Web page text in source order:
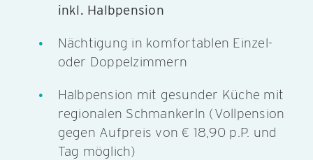
inkl. Halbpension
Nächtigung in komfortablen Einzel-
oder Doppelzimmern
Halbpension mit gesunder Küche mit
regionalen Schmankerln (Vollpension
gegen Aufpreis von € 18,90 p.P. und
Tag möglich)